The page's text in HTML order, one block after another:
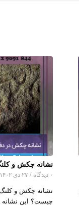
نشانه چکش و
۰ دیدگاه / ۲۷ دی ۱۴۰۲
نشانه چکش و کلنگ
چیست؟ این